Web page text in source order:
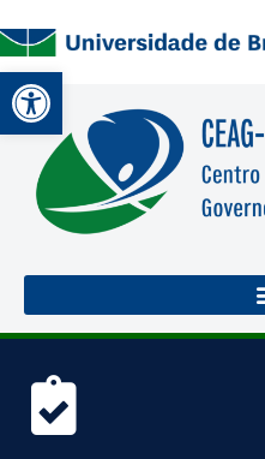
Abrir a barra de